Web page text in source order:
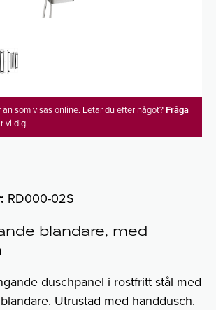
som visas online. Letar du efter något?Fråga
vi dig.
RD000-02S
blandare, med
duschpanel i rostfritt stål med
Utrustad med handdusch.